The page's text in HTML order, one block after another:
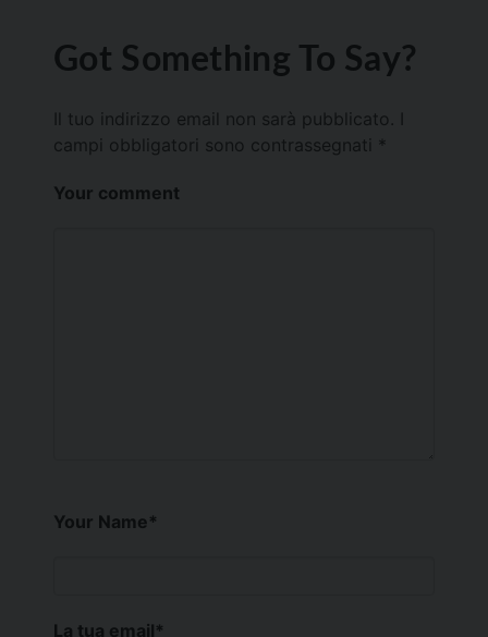
Got Something To Say?
Il tuo indirizzo email non sarà pubblicato.
campi obbligatori sono contrassegnati *
Your comment
Your Name*
La tua email*